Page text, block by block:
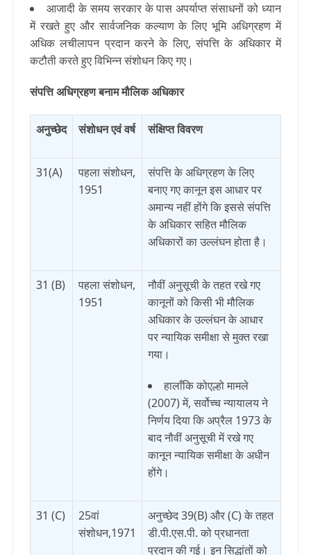
आजादी के समय सरकार के पास अपर्याप्त संसाधनों को ध्यान
में रखते हुए और सार्वजनिक कल्याण के लिए भूमि अधिग्रहण में
अधिक लचीलापन प्रदान करने के लिए, संपत्ति के अधिकार में
कटौती करते हुए विभिन्न संशोधन किए गए।
संपत्ति अधिग्रहण बनाम मौलिक अधिकार
अनुच्छेद संशोधन एवं वर्ष संक्षिप्त विवरण
31(A)
पहला संशोधन,
1951
संपत्ति के अधिग्रहण के लिए
बनाए गए कानून इस आधार पर
अमान्य नहीं होंगे कि इससे संपत्ति
के अधिकार सहित मौलिक
अधिकारों का उल्लंघन होता है।
31 (B)
पहला संशोधन,
1951
नौवीं अनुसूची के तहत रखे गए
कानूनों को किसी भी मौलिक
अधिकार के उल्लंघन के आधार
पर न्यायिक समीक्षा से मुक्त रखा
गया।
हालाँकि कोएल्हो मामले
(2007) में, सर्वोच्च न्यायालय ने
निर्णय दिया कि अप्रैल 1973 के
बाद नौवीं अनुसूची में रखे गए
कानून न्यायिक समीक्षा के अधीन
होंगे।
31 (C)
25वां
संशोधन,1971
अनुच्छेद 39(B) और (C) के तहत
डी.पी.एस.पी. को प्रधानता
प्रदान की गई। इन सिद्धांतों को